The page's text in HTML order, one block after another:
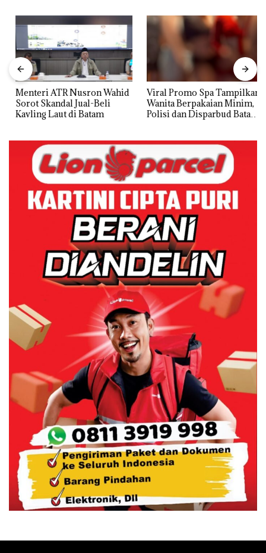
Menteri ATR Nusron Wahid
Sorot Skandal Jual-Beli
Kavling Laut di Batam
Viral Promo Spa Tampilkan
Wanita Berpakaian Minim,
Polisi dan Disparbud Batam